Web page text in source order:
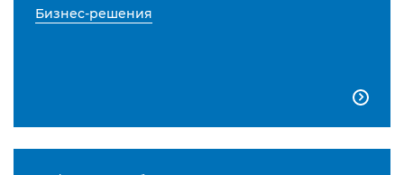
Бизнес-решения
